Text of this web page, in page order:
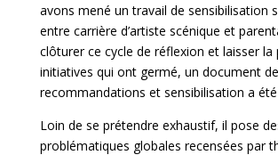
avons mené un travail de sensibilisation
entre carrière d’artiste scénique et
clôturer ce cycle de réflexion et laisser la
initiatives qui ont germé, un document de
recommandations et sensibilisation a été
Loin de se prétendre exhaustif, il pose
problématiques globales recensées par